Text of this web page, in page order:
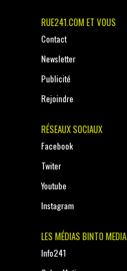
RUE241.COM ET VOUS
Contact
Newsletter
Publicité
Rejoindre
RÉSEAUX SOCIAUX
Facebook
Twiter
Youtube
Instagram
LES MÉDIAS BINTO MEDIA
Info241